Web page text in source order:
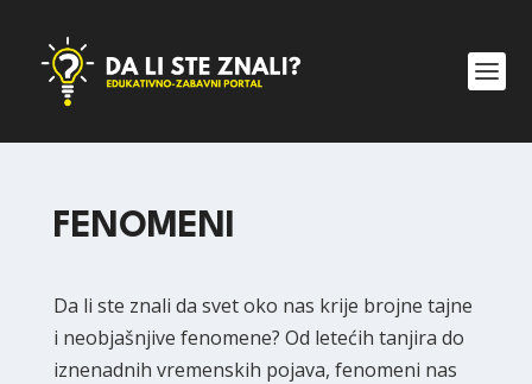
FENOMENI
Da li ste znali da svet oko nas krije brojne tajne
i neobjašnjive fenomene? Od letećih tanjira do
iznenadnih vremenskih pojava, fenomeni nas